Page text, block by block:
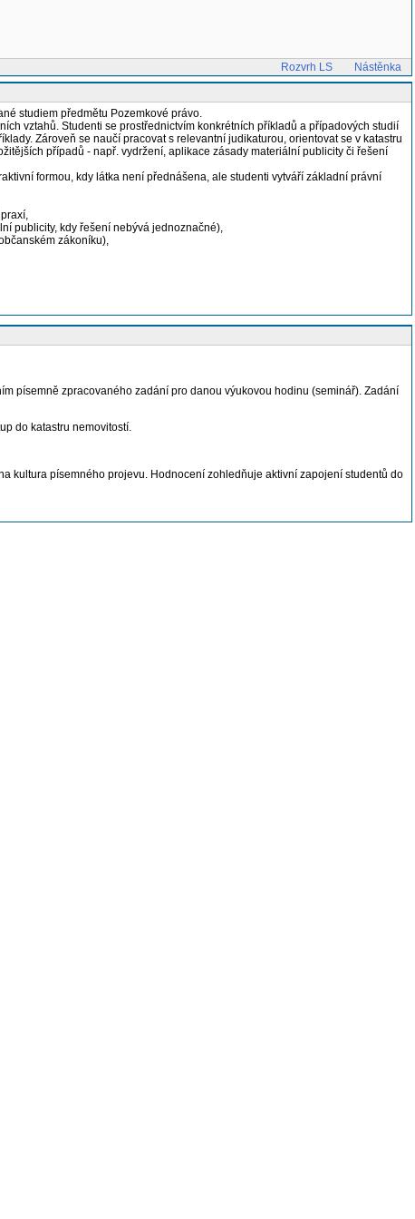
Rozvrh LS
Nástěnka
studiem předmětu Pozemkové právo.
vztahů. Studenti se prostřednictvím konkrétních příkladů a případových studií
Zároveň se naučí pracovat s relevantní judikaturou, orientovat se v katastru
případů - např. vydržení, aplikace zásady materiální publicity či řešení
formou, kdy látka není přednášena, ale studenti vytváří základní právní
publicity, kdy řešení nebývá jednoznačné),
zákoníku),
písemně zpracovaného zadání pro danou výukovou hodinu (seminář). Zadání
do katastru nemovitostí.
kultura písemného projevu. Hodnocení zohledňuje aktivní zapojení studentů do